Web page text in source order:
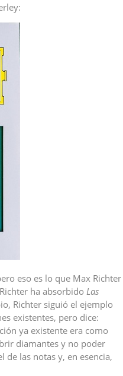
eso es lo que Max Richter
ha absorbido Las
Richter siguió el ejemplo
existentes, pero dice:
ya existente era como
diamantes y no poder
las notas y, en esencia,